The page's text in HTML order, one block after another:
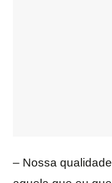
– Nossa